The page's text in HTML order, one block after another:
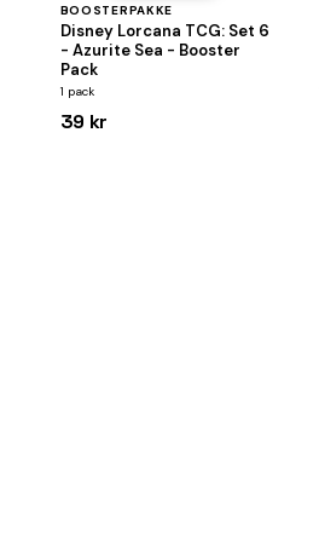
BOOSTERPAKKE
Disney Lorcana TCG: Set 6
- Azurite Sea - Booster
Pack
1 pack
39 kr